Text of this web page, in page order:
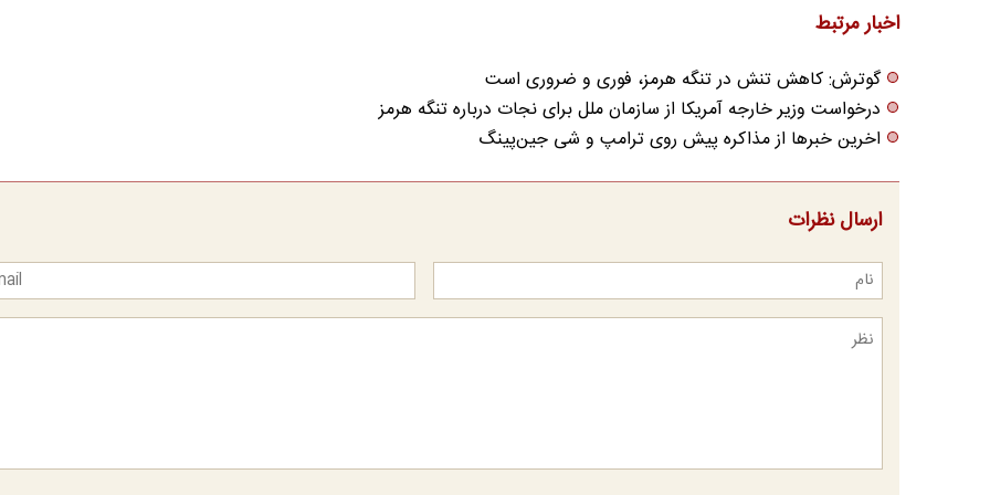
اخبار مرتبط
گوترش: کاهش تنش در تنگه هرمز، فوری و ضروری است
درخواست وزیر خارجه آمریکا از سازمان ملل برای نجات درباره تنگه هرمز
اخرین خبرها از مذاکره پیش روی ترامپ و شی‌ جین‌پینگ
ارسال نظرات